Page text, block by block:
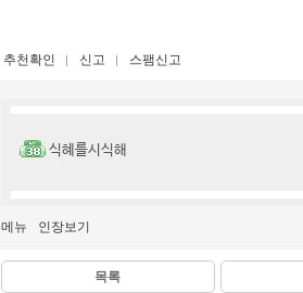
추천확인 신고 스팸신고
식혜를시식해
메뉴 인장보기
목록